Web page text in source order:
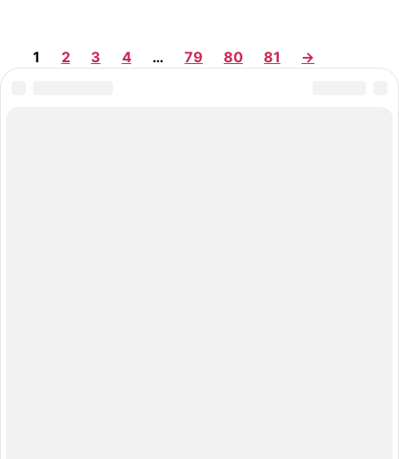
1 2 3 4 … 79 80 81 →